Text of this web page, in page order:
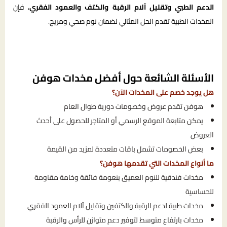
الدعم الطبي وتقليل آلام الرقبة والكتف والعمود الفقري، فإن
المخدات الطبية تقدم الحل المثالي لضمان نوم صحي ومريح.
الأسئلة الشائعة حول أفضل مخدات هوفن
هل يوجد خصم على المخدات الآن؟
هوفن تقدم عروض وخصومات دورية طوال العام
يمكن متابعة الموقع الرسمي أو المتاجر للحصول على أحدث
العروض
بعض الخصومات تشمل باقات متعددة لمزيد من القيمة
ما أنواع المخدات التي تقدمها هوفن؟
مخدات فندقية للنوم العميق بنعومة فائقة وخامة مقاومة
للحساسية
مخدات طبية لدعم الرقبة والكتفين وتقليل آلام العمود الفقري
مخدات بارتفاع متوسط لتوفير دعم متوازن للرأس والرقبة